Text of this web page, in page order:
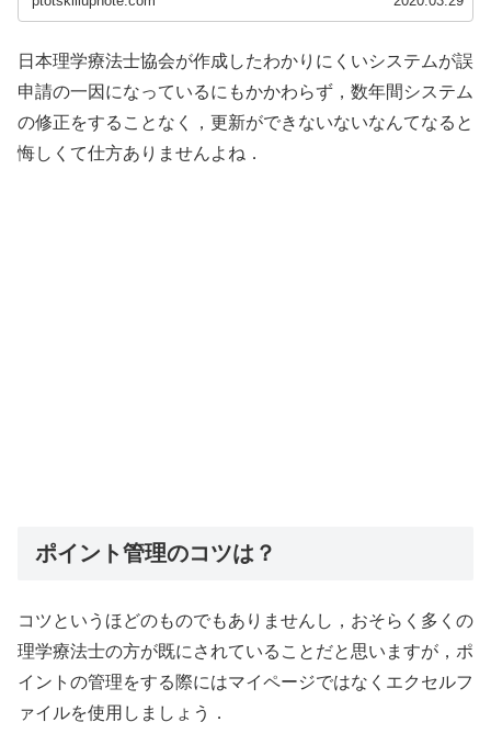
日本理学療法士協会が作成したわかりにくいシステムが誤
申請の一因になっているにもかかわらず，数年間システム
の修正をすることなく，更新ができないないなんてなると
悔しくて仕方ありませんよね．
ポイント管理のコツは？
コツというほどのものでもありませんし，おそらく多くの
理学療法士の方が既にされていることだと思いますが，ポ
イントの管理をする際にはマイページではなくエクセルフ
ァイルを使用しましょう．